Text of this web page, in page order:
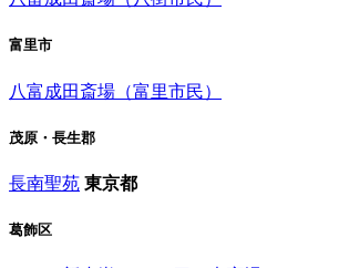
富里市
八富成田斎場（富里市民）
茂原・長生郡
長南聖苑 東京都
葛飾区